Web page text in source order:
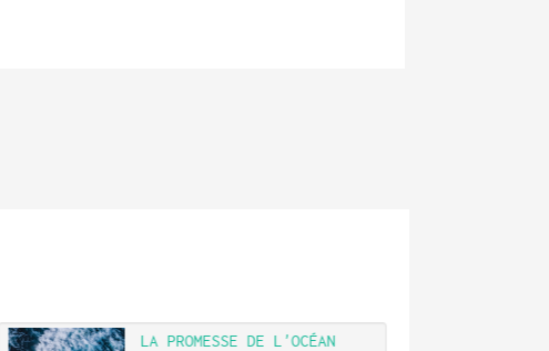
LA PROMESSE DE L'OCÉAN